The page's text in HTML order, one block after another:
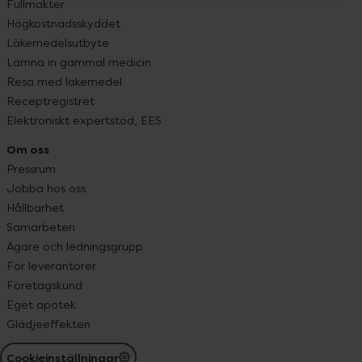
Fullmakter
Högkostnadsskyddet
Läkemedelsutbyte
Lämna in gammal medicin
Resa med läkemedel
Receptregistret
Elektroniskt expertstöd, EES
Om oss
Pressrum
Jobba hos oss
Hållbarhet
Samarbeten
Ägare och ledningsgrupp
För leverantörer
Företagskund
Eget apotek
Glädjeeffekten
Cookieinställningar